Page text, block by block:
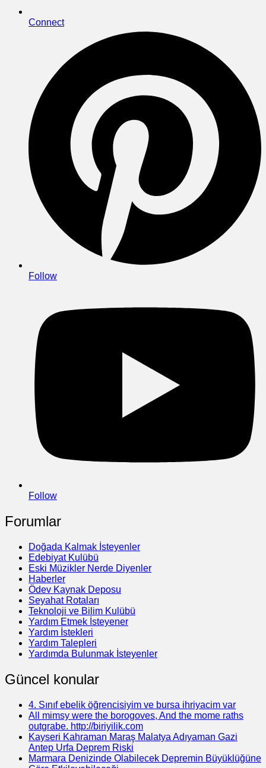
Connect
Follow
Follow
Forumlar
Doğada Kalmak İsteyenler
Edebiyat Kulübü
Eski Müzikler Nerde Diyenler
Haberler
Ödev Kaynak Deposu
Seyahat Rotaları
Teknoloji ve Bilim Kulübü
Yardım Etmek İsteyener
Yardım İstekleri
Yardım Talepleri
Yardımda Bulunmak İsteyenler
Güncel konular
4. Sınıf ebelik öğrencisiyim ve bursa ihriyacim var
All mimsy were the borogoves, And the mome raths
outgrabe. http://biriyilik.com
Kayseri Kahraman Maraş Malatya Adıyaman Gazi
Antep Urfa Deprem Riski
Marmara Denizinde Olabilecek Depremin Büyüklüğüne